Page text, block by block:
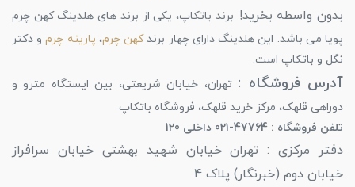
بدون واسطه بخرید! برند باتکاپ، یکی از برند های هلدینگ کهن چرم
پویا می باشد. این هلدینگ دارای چهار برندکهن چرم، پارینه چرمو دکتر
نگل و باتکاپ است.
آدرس فروشگاه : تهران، خیابان شریعتی، بین ایستگاه مترو و
دوراهی قلهک، مرکز خرید قلهک، فروشگاه باتکاپ
تلفن فروشگاه : 47764-021 داخلی 120
دفتر مرکزی : تهران خیابان شهید بهشتی خیابان سرافراز
خیابان دوم (خبرنگار) پلاک 4